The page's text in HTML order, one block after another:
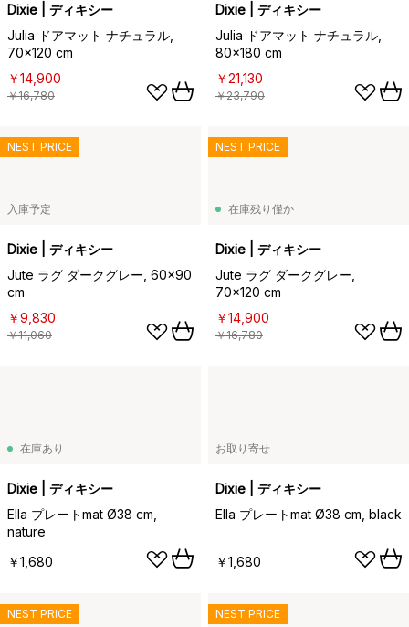
Dixie | ディキシー
Julia ドアマット ナチュラル,
70x120 cm
￥14,900
￥16,780
Dixie | ディキシー
Julia ドアマット ナチュラル,
80x180 cm
￥21,130
￥23,790
入庫予定
Dixie | ディキシー
Jute ラグ ダークグレー, 60x90
cm
￥9,830
￥11,060
NEST PRICE
在庫残り僅か
Dixie | ディキシー
Jute ラグ ダークグレー,
70x120 cm
￥14,900
￥16,780
NEST PRICE
在庫あり
Dixie | ディキシー
Ella プレートmat Ø38 cm,
nature
￥1,680
お取り寄せ
Dixie | ディキシー
Ella プレートmat Ø38 cm, black
￥1,680
NEST PRICE NEST PRICE